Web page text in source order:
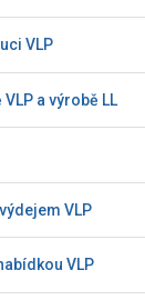
VLP
a výrobě LL
VLP
VLP